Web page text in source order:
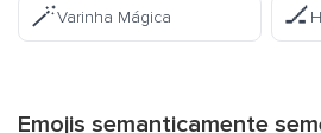
🪄Varinha Mágica 🏒
Emojis semanticamente